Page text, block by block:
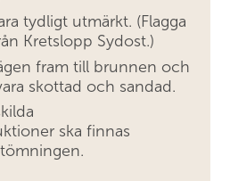
tydligt utmärkt. (Flagga
Kretslopp Sydost.)
fram till brunnen och
skottad och sandad.
ska finnas